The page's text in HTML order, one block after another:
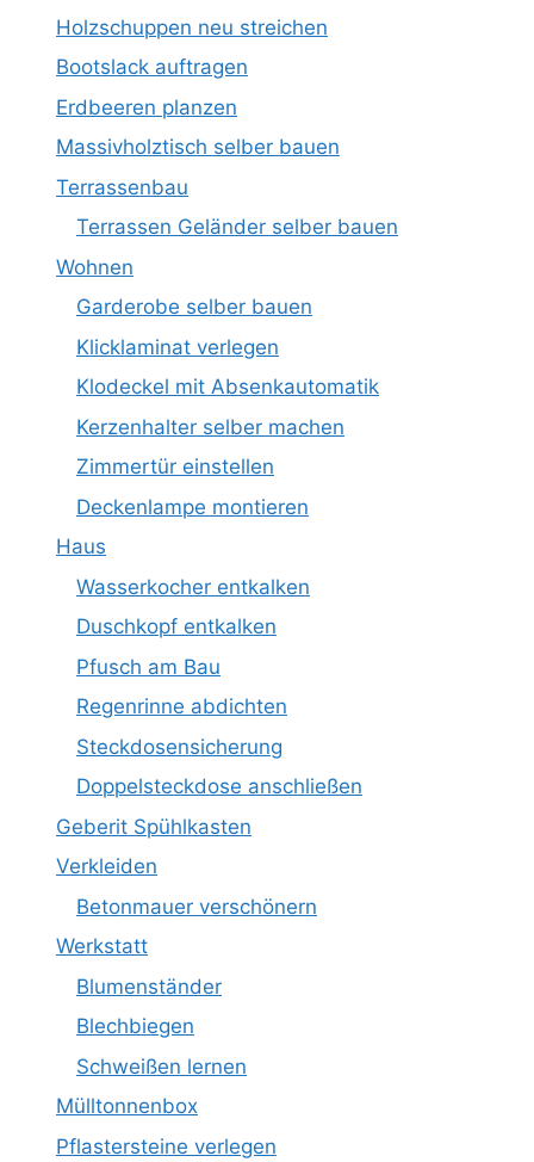
Holzschuppen neu streichen
Bootslack auftragen
Erdbeeren planzen
Massivholztisch selber bauen
Terrassenbau
Terrassen Geländer selber bauen
Wohnen
Garderobe selber bauen
Klicklaminat verlegen
Klodeckel mit Absenkautomatik
Kerzenhalter selber machen
Zimmertür einstellen
Deckenlampe montieren
Haus
Wasserkocher entkalken
Duschkopf entkalken
Pfusch am Bau
Regenrinne abdichten
Steckdosensicherung
Doppelsteckdose anschließen
Geberit Spühlkasten
Verkleiden
Betonmauer verschönern
Werkstatt
Blumenständer
Blechbiegen
Schweißen lernen
Mülltonnenbox
Pflastersteine verlegen